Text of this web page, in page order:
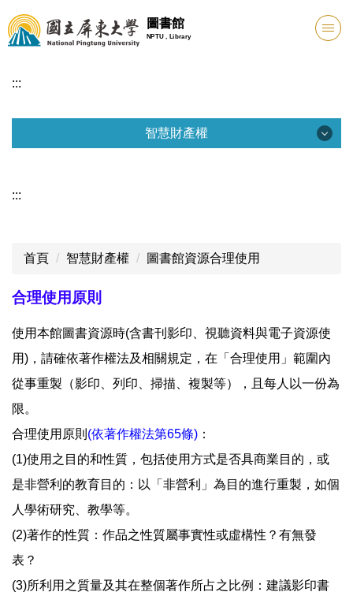
跳
到
主
內
圖書館
NPTU , Library
:::
智慧財產權
本校相關法規
相關連結
:::
首頁 智慧財產權 圖書館資源合理使用
合理使用原則
使用本館圖書資源時(含書刊影印、視聽資料與電子資源使
用)，請確依著作權法及相關規定，在「合理使用」範圍內
從事重製（影印、列印、掃描、複製等），且每人以一份為
限。
合理使用原則 (依著作權法第65條) ：
(1)使用之目的和性質，包括使用方式是否具商業目的，或
是非營利的教育目的：以「非營利」為目的進行重製，如個
人學術研究、教學等。
(2)著作的性質：作品之性質屬事實性或虛構性？有無發
表？
(3)所利用之質量及其在整個著作所占之比例：建議影印書